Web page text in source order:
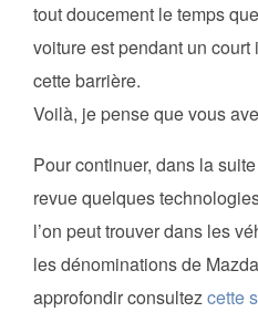
tout doucement le temps
voiture est pendant un
cette barrière.
Voilà, je pense que vous
Pour continuer, dans la
revue quelques
l’on peut trouver dans les
les dénominations de
approfondir consultezcette